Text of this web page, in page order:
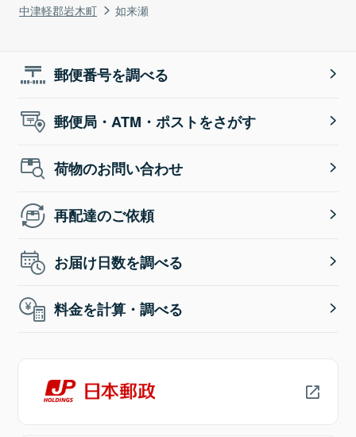
中津軽郡岩木町
如来瀬
郵便番号を調べる
郵便局・ATM・ポストをさがす
荷物のお問い合わせ
再配達のご依頼
お届け日数を調べる
料金を計算・調べる